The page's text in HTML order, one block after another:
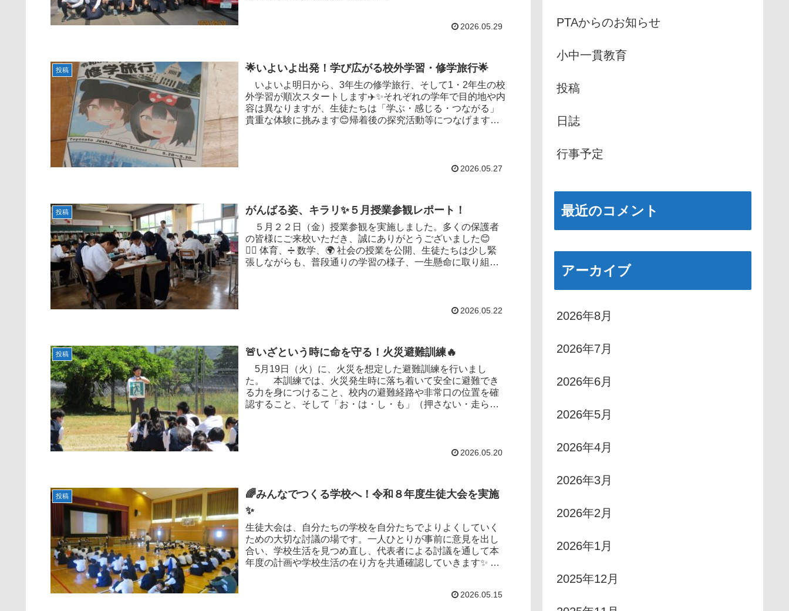
2026.05.29
投稿 🌟いよいよ出発！学び広がる校外学習・修学旅行🌟
いよいよ明日から、3年生の修学旅行、そして1・2年生の校
外学習が順次スタートします✈️✨それぞれの学年で目的地や内
容は異なりますが、生徒たちは「学ぶ・感じる・つながる」
貴重な体験に挑みます😊帰着後の探究活動等につなげます。
2026.05.27
投稿 がんばる姿、キラリ✨５月授業参観レポート！
５月２２日（金）授業参観を実施しました。多くの保護者
の皆様にご来校いただき、誠にありがとうございました😊
🏃‍♂️ 体育、➗ 数学、🌍 社会の授業を公開、生徒たちは少し緊
張しながらも、普段通りの学習の様子、一生懸命に取り組む
2026.05.22
投稿 🚨いざという時に命を守る！火災避難訓練🔥
5月19日（火）に、火災を想定した避難訓練を行いまし
た。 本訓練では、火災発生時に落ち着いて安全に避難でき
る力を身につけること、校内の避難経路や非常口の位置を確
認すること、そして「お・は・し・も」（押さない・走らな
2026.05.20
投稿
🌈みんなでつくる学校へ！令和８年度生徒大会を実施
✨
生徒大会は、自分たちの学校を自分たちでよりよくしていく
ための大切な討議の場です。一人ひとりが事前に意見を出し
合い、学校生活を見つめ直し、代表者による討議を通して本
年度の計画や学校生活の在り方を共通確認していきます✨ 本
2026.05.15
PTAからのお知らせ
小中一貫教育
投稿
日誌
行事予定
最近のコメント
アーカイブ
2026年8月
2026年7月
2026年6月
2026年5月
2026年4月
2026年3月
2026年2月
2026年1月
2025年12月